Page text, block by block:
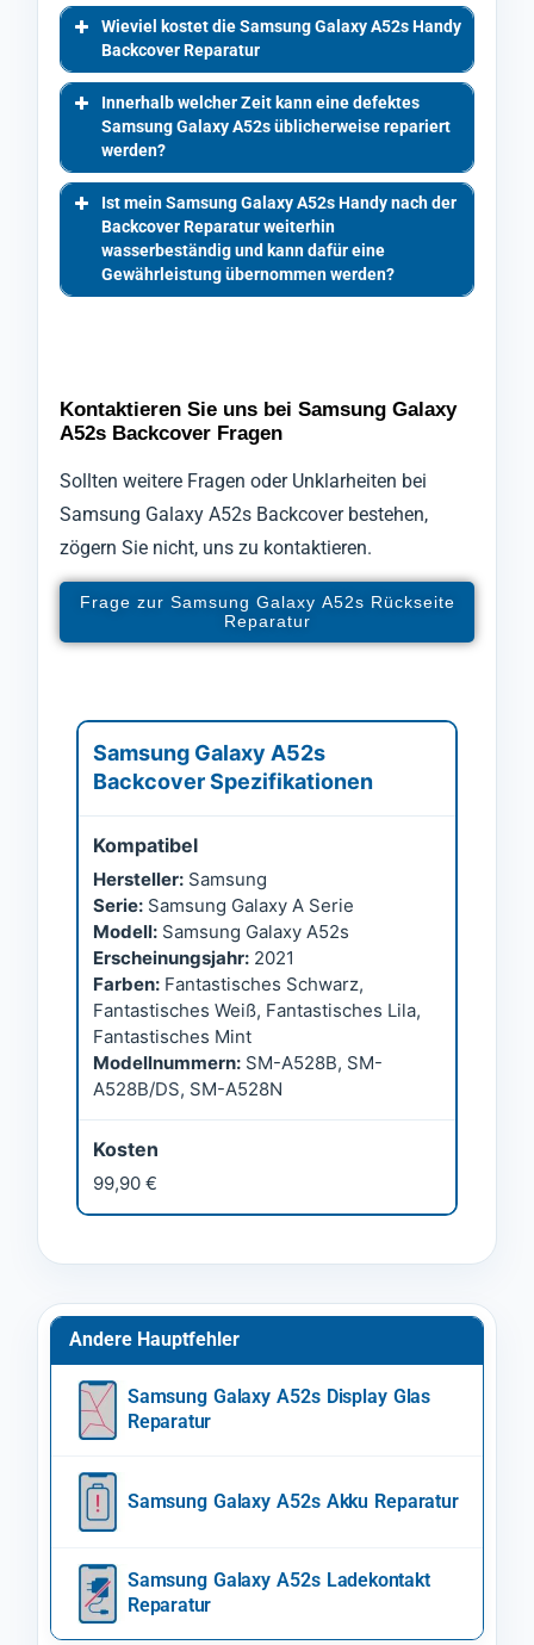
Wieviel kostet die Samsung Galaxy A52s Handy
Backcover Reparatur
Innerhalb welcher Zeit kann eine defektes
Samsung Galaxy A52s üblicherweise repariert
werden?
Ist mein Samsung Galaxy A52s Handy nach der
Backcover Reparatur weiterhin
wasserbeständig und kann dafür eine
Gewährleistung übernommen werden?
Kontaktieren Sie uns bei Samsung Galaxy
A52s Backcover Fragen
Sollten weitere Fragen oder Unklarheiten bei
Samsung Galaxy A52s Backcover bestehen,
zögern Sie nicht, uns zu kontaktieren.
Frage zur Samsung Galaxy A52s Rückseite
Reparatur
Samsung Galaxy A52s
Backcover Spezifikationen
Kompatibel
Hersteller: Samsung
Serie: Samsung Galaxy A Serie
Modell: Samsung Galaxy A52s
Erscheinungsjahr: 2021
Farben: Fantastisches Schwarz,
Fantastisches Weiß, Fantastisches Lila,
Fantastisches Mint
Modellnummern: SM-A528B, SM-
A528B/DS, SM-A528N
Kosten
99,90 €
Andere Hauptfehler
Samsung Galaxy A52s Display Glas
Reparatur
Samsung Galaxy A52s Akku Reparatur
Samsung Galaxy A52s Ladekontakt
Reparatur